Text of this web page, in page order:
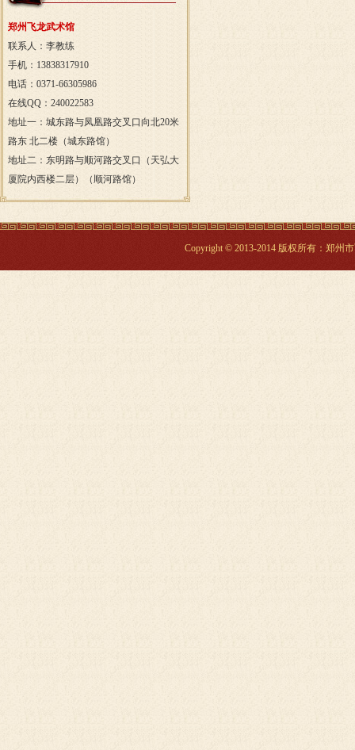
郑州飞龙武术馆
联系人：李教练
手机：13838317910
电话：0371-66305986
在线QQ：240022583
地址一：城东路与凤凰路交叉口向北20米
路东 北二楼（城东路馆）
地址二：东明路与顺河路交叉口（天弘大
厦院内西楼二层）（顺河路馆）
Copyright © 2013-2014 版权所有：郑州